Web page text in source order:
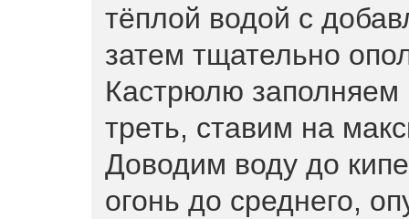
тёплой водой с
затем тщательно
Кастрюлю
треть, ставим на
Доводим воду до
огонь до среднего,